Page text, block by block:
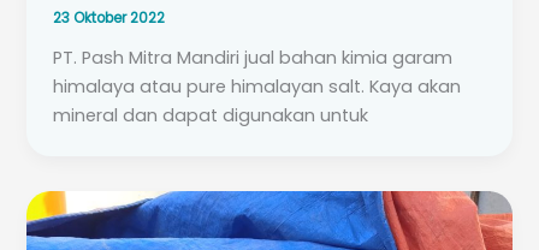
23 Oktober 2022
PT. Pash Mitra Mandiri jual bahan kimia garam
himalaya atau pure himalayan salt. Kaya akan
mineral dan dapat digunakan untuk